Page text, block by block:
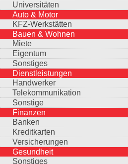
Universitäten
Auto & Motor
KFZ-Werkstätten
Bauen & Wohnen
Miete
Eigentum
Sonstiges
Dienstleistungen
Handwerker
Telekommunikation
Sonstige
Finanzen
Banken
Kreditkarten
Versicherungen
Gesundheit
Sonstiges